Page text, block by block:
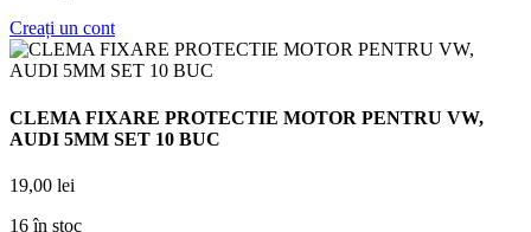
Creați un cont
CLEMA FIXARE PROTECTIE MOTOR PENTRU VW,
AUDI 5MM SET 10 BUC
19,00 lei
16 în stoc